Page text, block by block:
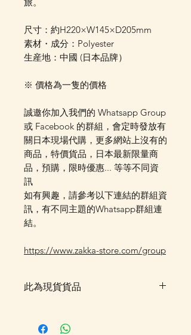
尺寸：約H220×W145×D205mm
素材・成分：Polyester
生産地：中國 (日本品牌）
※ 價格為一隻的價格
誠邀你加入我們的 Whatsapp Group
或 Facebook 的群組，會定時發放有
關日本現場代購，更多網站上沒有的
商品，特價貨品，日本最新限量商
品，預購，限時優惠... 等等不同資
訊
如有興趣，請參考以下連結的群組資
訊，有不同主題的Whatsapp群組連
結。
https://www.zakka-store.com/group
此為現貨貨品
Out 購買, 如系統顯示為"無庫